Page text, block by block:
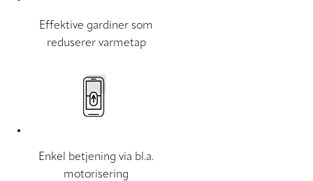
Effektive gardiner som
reduserer varmetap
Enkel betjening via bl.a.
motorisering